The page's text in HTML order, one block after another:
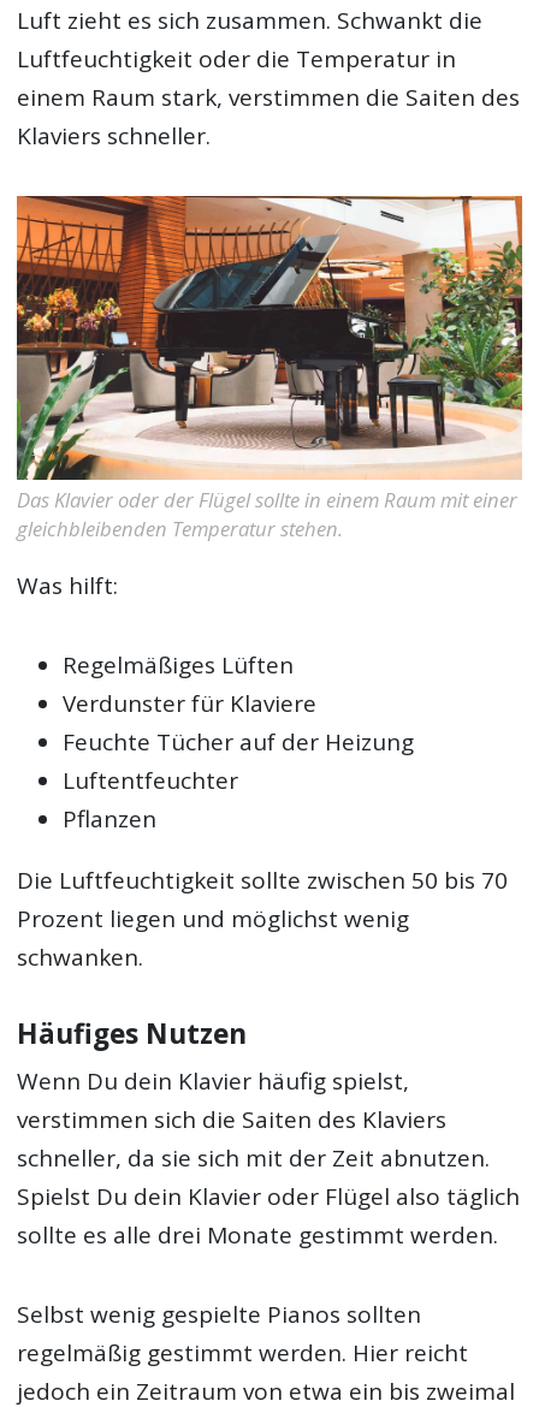
Luft zieht es sich zusammen. Schwankt die
Luftfeuchtigkeit oder die Temperatur in
einem Raum stark, verstimmen die Saiten des
Klaviers schneller.
Das Klavier oder der Flügel sollte in einem Raum mit einer
gleichbleibenden Temperatur stehen.
Was hilft:
Regelmäßiges Lüften
Verdunster für Klaviere
Feuchte Tücher auf der Heizung
Luftentfeuchter
Pflanzen
Die Luftfeuchtigkeit sollte zwischen 50 bis 70
Prozent liegen und möglichst wenig
schwanken.
Häufiges Nutzen
Wenn Du dein Klavier häufig spielst,
verstimmen sich die Saiten des Klaviers
schneller, da sie sich mit der Zeit abnutzen.
Spielst Du dein Klavier oder Flügel also täglich
sollte es alle drei Monate gestimmt werden.
Selbst wenig gespielte Pianos sollten
regelmäßig gestimmt werden. Hier reicht
jedoch ein Zeitraum von etwa ein bis zweimal